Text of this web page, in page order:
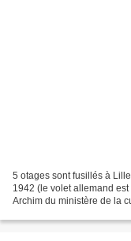
5 otages sont fusillés à
1942 (le volet allemand
Archim du ministère de la